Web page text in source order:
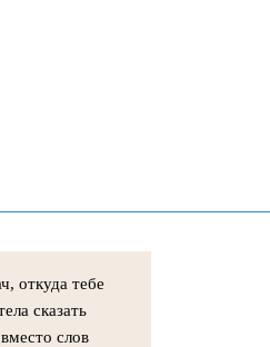
откуда тебе
сказать
слов